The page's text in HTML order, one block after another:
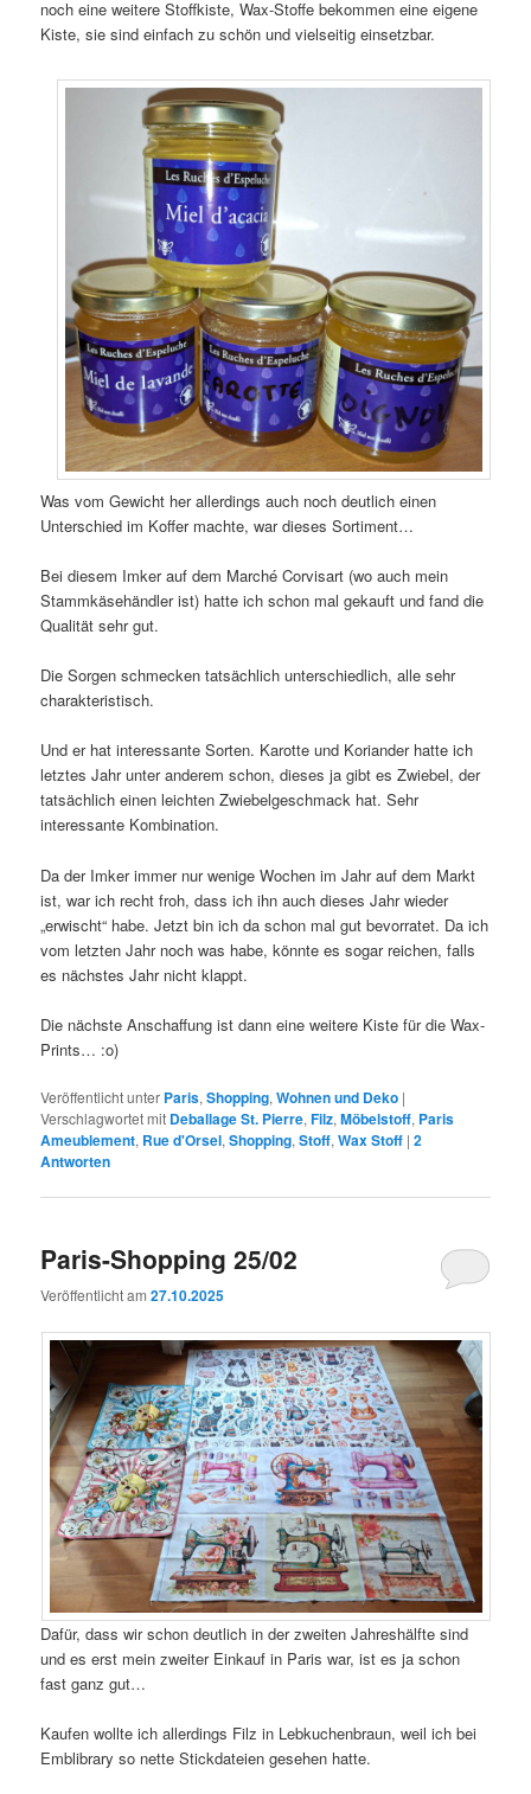
noch eine weitere Stoffkiste, Wax-Stoffe bekommen eine eigene
Kiste, sie sind einfach zu schön und vielseitig einsetzbar.
Was vom Gewicht her allerdings auch noch deutlich einen
Unterschied im Koffer machte, war dieses Sortiment…
Bei diesem Imker auf dem Marché Corvisart (wo auch mein
Stammkäsehändler ist) hatte ich schon mal gekauft und fand die
Qualität sehr gut.
Die Sorgen schmecken tatsächlich unterschiedlich, alle sehr
charakteristisch.
Und er hat interessante Sorten. Karotte und Koriander hatte ich
letztes Jahr unter anderem schon, dieses ja gibt es Zwiebel, der
tatsächlich einen leichten Zwiebelgeschmack hat. Sehr
interessante Kombination.
Da der Imker immer nur wenige Wochen im Jahr auf dem Markt
ist, war ich recht froh, dass ich ihn auch dieses Jahr wieder
„erwischt“ habe. Jetzt bin ich da schon mal gut bevorratet. Da ich
vom letzten Jahr noch was habe, könnte es sogar reichen, falls
es nächstes Jahr nicht klappt.
Die nächste Anschaffung ist dann eine weitere Kiste für die Wax-
Prints… :o)
Veröffentlicht unter Paris,Shopping,Wohnen und Deko |
Verschlagwortet mit Deballage St. Pierre,Filz,Möbelstoff, Paris
Ameublement, Rue d'Orsel,Shopping,Stoff,Wax Stoff |2
Antworten
Paris-Shopping 25/02
Veröffentlicht am27.10.2025
Dafür, dass wir schon deutlich in der zweiten Jahreshälfte sind
und es erst mein zweiter Einkauf in Paris war, ist es ja schon
fast ganz gut…
Kaufen wollte ich allerdings Filz in Lebkuchenbraun, weil ich bei
Emblibrary so nette Stickdateien gesehen hatte.